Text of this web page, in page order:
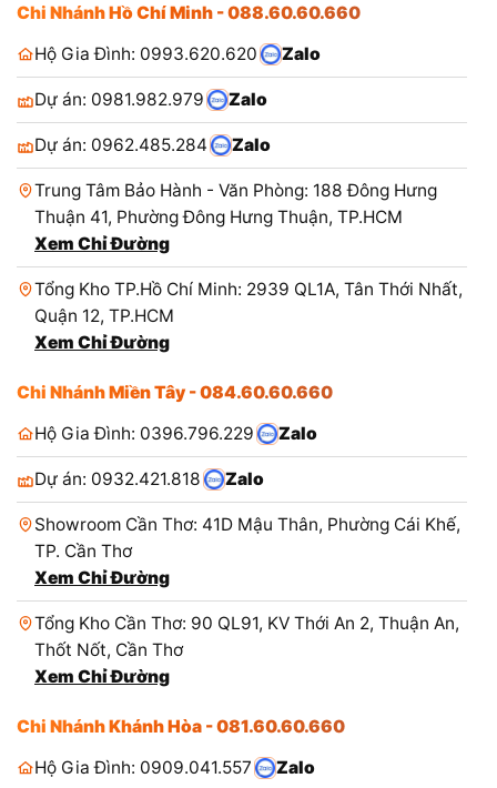
Chi Nhánh Hồ Chí Minh - 088.60.60.660
Hộ Gia Đình: 0993.620.620
Zalo
Dự án: 0981.982.979 Zalo
Dự án: 0962.485.284 Zalo
Trung Tâm Bảo Hành - Văn Phòng: 188 Đông Hưng
Thuận 41, Phường Đông Hưng Thuận, TP.HCM
Xem Chỉ Đường
Tổng Kho TP.Hồ Chí Minh: 2939 QL1A, Tân Thới Nhất,
Quận 12, TP.HCM
Xem Chỉ Đường
Chi Nhánh Miền Tây - 084.60.60.660
Hộ Gia Đình: 0396.796.229
Zalo
Dự án: 0932.421.818 Zalo
Showroom Cần Thơ: 41D Mậu Thân, Phường Cái Khế,
TP. Cần Thơ
Xem Chỉ Đường
Tổng Kho Cần Thơ: 90 QL91, KV Thới An 2, Thuận An,
Thốt Nốt, Cần Thơ
Xem Chỉ Đường
Chi Nhánh Khánh Hòa - 081.60.60.660
Hộ Gia Đình: 0909.041.557
Zalo